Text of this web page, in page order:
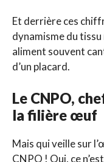
Et derrière ces
dynamisme du
aliment souvent
d’un placard.
Le CNPO,
la filière œuf
Mais qui veille sur
CNPO ! Oui, ce